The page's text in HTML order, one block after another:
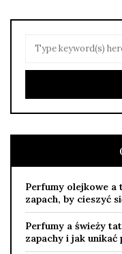
Perfumy olejkowe a
zapach, by cieszyć
Perfumy a świeży
zapachy i jak